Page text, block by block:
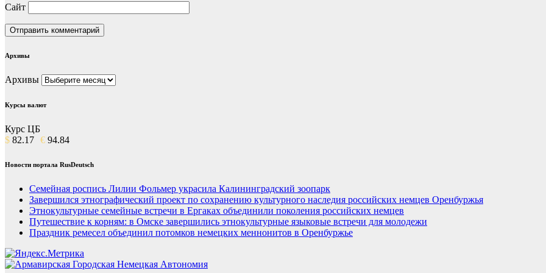
Сайт
Архивы
Архивы
Курсы валют
Курс ЦБ
$ 82.17 € 94.84
Новости портала RusDeutsch
Семейная роспись Лилии Фольмер украсила Калининградский зоопарк
Завершился этнографический проект по сохранению культурного наследия российских немцев Оренбуржья
Этнокультурные семейные встречи в Ергаках объединили поколения российских немцев
Путешествие к корням: в Омске завершились этнокультурные языковые встречи для молодежи
Праздник ремесел объединил потомков немецких меннонитов в Оренбуржье